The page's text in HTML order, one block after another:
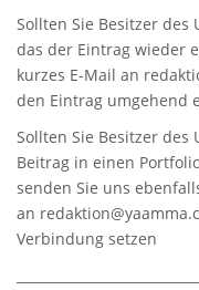
Sollten Sie Besitzer
das der Eintrag wieder
kurzes E-Mail an
den Eintrag umgehend
Sollten Sie Besitzer
Beitrag in einen
senden Sie uns
an
Verbindung setzen